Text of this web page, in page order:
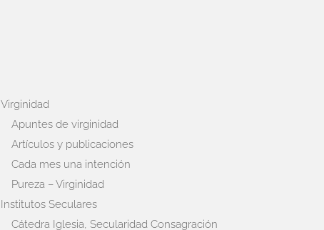
Virginidad
Apuntes de virginidad
Artículos y publicaciones
Cada mes una intención
Pureza – Virginidad
Institutos Seculares
Cátedra Iglesia, Secularidad Consagración